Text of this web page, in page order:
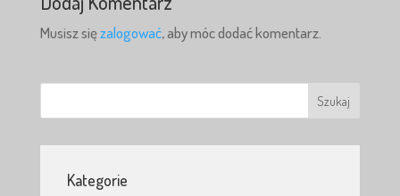
Musisz sięzalogować, aby móc dodać komentarz.
Kategorie